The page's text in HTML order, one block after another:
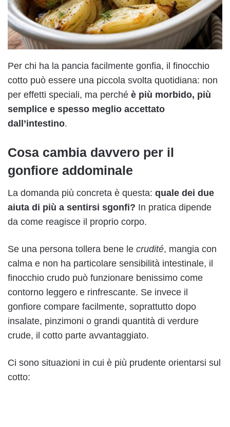
Per chi ha la pancia facilmente gonfia, il finocchio
cotto può essere una piccola svolta quotidiana: non
per effetti speciali, ma perché è più morbido, più
semplice e spesso meglio accettato
dall’intestino.
Cosa cambia davvero per il
gonfiore addominale
La domanda più concreta è questa: quale dei due
aiuta di più a sentirsi sgonfi? In pratica dipende
da come reagisce il proprio corpo.
Se una persona tollera bene le crudité, mangia con
calma e non ha particolare sensibilità intestinale, il
finocchio crudo può funzionare benissimo come
contorno leggero e rinfrescante. Se invece il
gonfiore compare facilmente, soprattutto dopo
insalate, pinzimoni o grandi quantità di verdure
crude, il cotto parte avvantaggiato.
Ci sono situazioni in cui è più prudente orientarsi sul
cotto: